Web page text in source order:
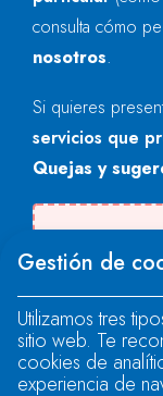
consulta cómo
nosotros.
Si quieres
servicios que
Quejas y
"text".
Se
"text".
Gestión de
Utilizamos tres
sitio web. Te
cookies de
experiencia de